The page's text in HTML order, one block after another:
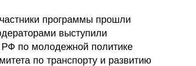
программы прошли
выступили
РФ по молодежной политике
по транспорту и развитию